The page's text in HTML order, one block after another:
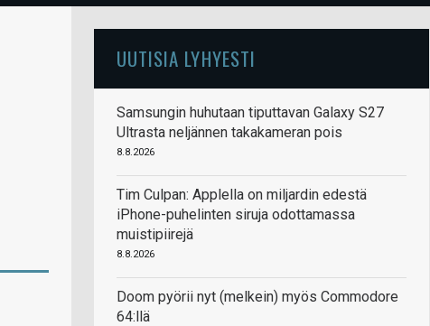
UUTISIA LYHYESTI
Samsungin huhutaan tiputtavan Galaxy S27
Ultrasta neljännen takakameran pois
8.8.2026
Tim Culpan: Applella on miljardin edestä
iPhone-puhelinten siruja odottamassa
muistipiirejä
8.8.2026
Doom pyörii nyt (melkein) myös Commodore
64:llä